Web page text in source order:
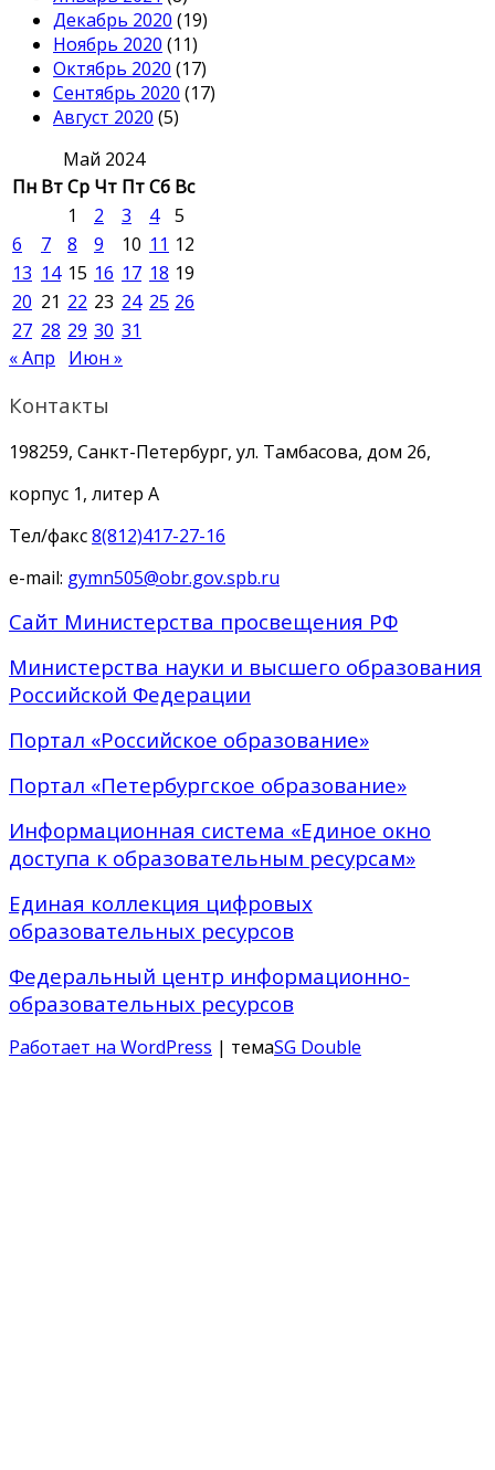
Декабрь 2020 (19)
Ноябрь 2020 (11)
Октябрь 2020 (17)
Сентябрь 2020 (17)
Август 2020 (5)
Май 2024
Пн ВтСр Чт ПтСб Вс
1
2 3 4
5
6
7 8 9 10 11 12
13 14 15 16 17 18 19
20 21 22 23 24 25 26
27 28 29 30 31
« Апр
Июн »
Контакты
198259, Санкт-Петербург, ул. Тамбасова, дом 26,
корпус 1, литер А
Тел/факс8(812)417-27-16
e-mail: gymn505@obr.gov.spb.ru
Сайт Министерства просвещения РФ
Министерства науки и высшего образования
Российской Федерации
Портал «Российское образование»
Портал «Петербургское образование»
Информационная система «Единое окно
доступа к образовательным ресурсам»
Единая коллекция цифровых
образовательных ресурсов
Федеральный центр информационно-
образовательных ресурсов
Работает на WordPress | темаSG Double